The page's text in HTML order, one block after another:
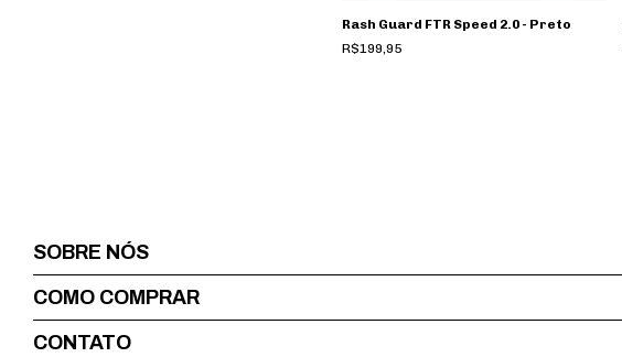
Rash Guard FTR Speed 2.0 - Preto
R$199,95
SOBRE NÓS
COMO COMPRAR
CONTATO